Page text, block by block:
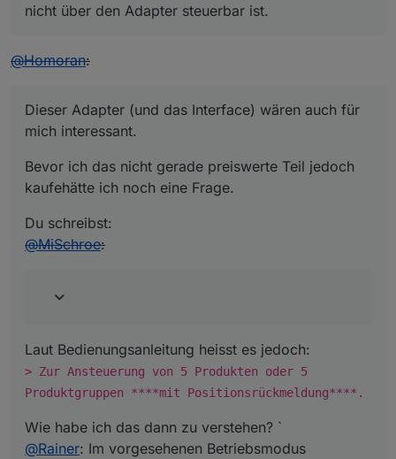
nicht über den Adapter steuerbar ist.
@Homoran:
Dieser Adapter (und das Interface) wären auch für
mich interessant.
Bevor ich das nicht gerade preiswerte Teil jedoch
kaufehätte ich noch eine Frage.
Du schreibst:
@MiSchroe:
Laut Bedienungsanleitung heisst es jedoch:
> Zur Ansteuerung von 5 Produkten oder 5
Produktgruppen ****mit Positionsrückmeldung****.
Wie habe ich das dann zu verstehen? `
@Rainer: Im vorgesehenen Betriebsmodus